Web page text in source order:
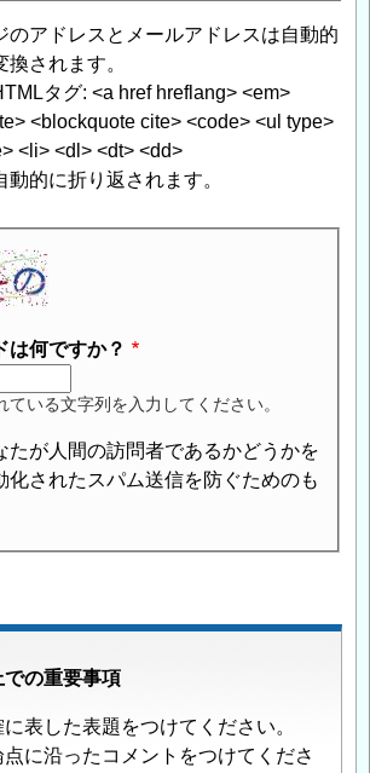
のアドレスとメールアドレスは自動的
されます。
タグ: <a href hreflang> <em>
<blockquote cite> <code> <ul type>
<li> <dl> <dt> <dd>
動的に折り返されます。
は何ですか？
ている文字列を入力してください。
たが人間の訪問者であるかどうかを
化されたスパム送信を防ぐためのも
での重要事項
表した表題をつけてください。
に沿ったコメントをつけてくださ